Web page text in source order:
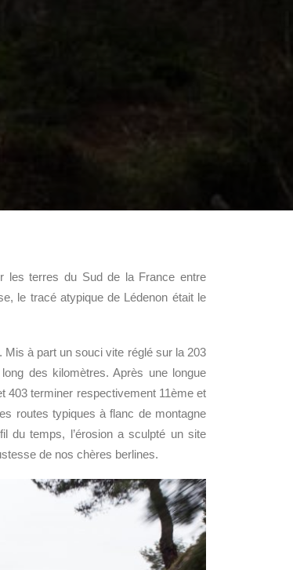
les terres du Sud de la France entre
le tracé atypique de Lédenon était le
à part un souci vite réglé sur la 203
des kilomètres. Après une longue
403 terminer respectivement 11ème et
routes typiques à flanc de montagne
du temps, l’érosion a sculpté un site
de nos chères berlines.